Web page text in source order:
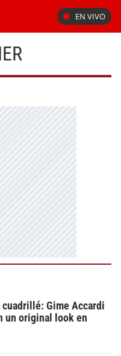
EN VIVO
Gime Accardi
un original look en